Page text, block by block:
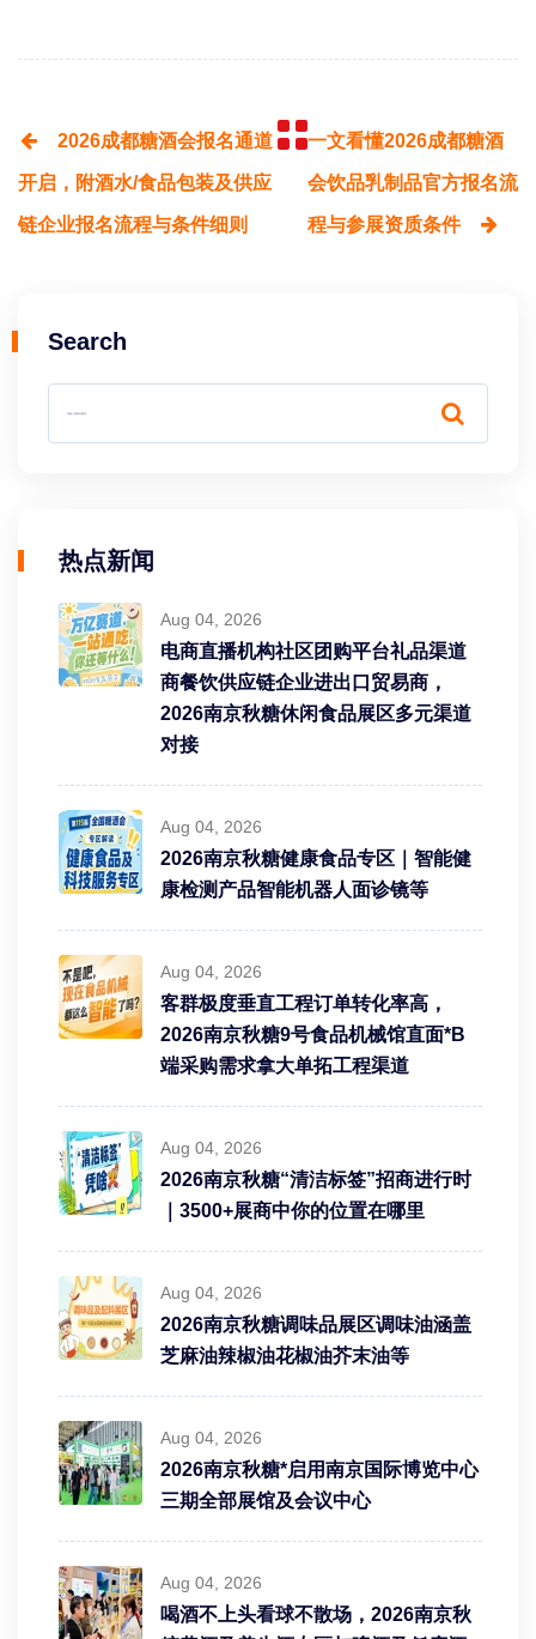
2026成都糖酒会报名通道
开启，附酒水/食品包装及供应
链企业报名流程与条件细则
一文看懂2026成都糖酒
会饮品乳制品官方报名流
程与参展资质条件
Search
热点新闻
Aug 04, 2026
电商直播机构社区团购平台礼品渠道
商餐饮供应链企业进出口贸易商，
2026南京秋糖休闲食品展区多元渠道
对接
Aug 04, 2026
2026南京秋糖健康食品专区｜智能健
康检测产品智能机器人面诊镜等
Aug 04, 2026
客群极度垂直工程订单转化率高，
2026南京秋糖9号食品机械馆直面*B
端采购需求拿大单拓工程渠道
Aug 04, 2026
2026南京秋糖“清洁标签”招商进行时
｜3500+展商中你的位置在哪里
Aug 04, 2026
2026南京秋糖调味品展区调味油涵盖
芝麻油辣椒油花椒油芥末油等
Aug 04, 2026
2026南京秋糖*启用南京国际博览中心
三期全部展馆及会议中心
Aug 04, 2026
喝酒不上头看球不散场，2026南京秋